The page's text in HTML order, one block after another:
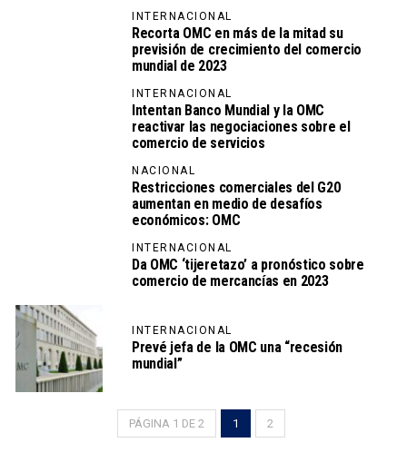
INTERNACIONAL
Recorta OMC en más de la mitad su
previsión de crecimiento del comercio
mundial de 2023
INTERNACIONAL
Intentan Banco Mundial y la OMC
reactivar las negociaciones sobre el
comercio de servicios
NACIONAL
Restricciones comerciales del G20
aumentan en medio de desafíos
económicos: OMC
INTERNACIONAL
Da OMC ‘tijeretazo’ a pronóstico sobre
comercio de mercancías en 2023
INTERNACIONAL
Prevé jefa de la OMC una “recesión
mundial”
PÁGINA 1 DE 2 1 2